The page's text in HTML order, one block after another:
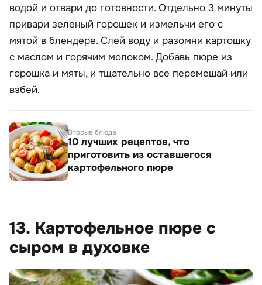
водой и отвари до готовности. Отдельно 3 минуты
привари зеленый горошек и измельчи его с
мятой в блендере. Слей воду и разомни картошку
с маслом и горячим молоком. Добавь пюре из
горошка и мяты, и тщательно все перемешай или
взбей.
Вторые блюда
10 лучших рецептов, что
приготовить из оставшегося
картофельного пюре
13. Картофельное пюре с
сыром в духовке